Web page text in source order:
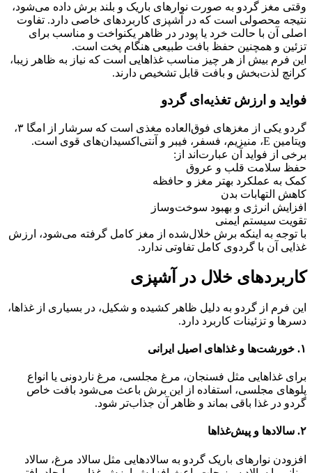
وقتی مغز گردو به صورت نوارهای باریک و بلند برش داده می‌شود،
نتیجه محصولی است که در آشپزی کاربردهای خاصی دارد. تفاوت
اصلی آن با حالت خرد یا پودر در ظاهر یکنواخت و مناسب برای
تزئین و همچنین حفظ بافت طبیعی هنگام پخت است.
این فرم بیش از هر چیز مناسب غذاهایی است که نیاز به ظاهر زیبا،
کرانچ لذت‌بخش و بافت قابل تشخیص دارند.
فواید و ارزش تغذیه‌ای گردو
گردو یکی از مغزهای فوق‌العاده مغذی است که سرشار از امگا ۳،
ویتامین E، منیزیم، فسفر، فیبر و آنتی‌اکسیدان‌های قوی است.
برخی از فواید آن عبارت‌اند از:
حفظ سلامت قلب و عروق
کمک به عملکرد بهتر مغز و حافظه
کاهش التهابات بدن
افزایش انرژی و بهبود سوخت‌وساز
تقویت سیستم ایمنی
با توجه به اینکه برش خلال‌شده از مغز کامل گرفته می‌شود، ارزش
غذایی آن با گردوی کامل تفاوتی ندارد.
کاربردهای خلال در آشپزی
این فرم از گردو به دلیل ظاهر کشیده و شکیل، در بسیاری از غذاها،
دسرها و تزئینات کاربرد دارد.
۱. خورشت‌ها و غذاهای اصیل ایرانی
برای غذاهایی مثل فسنجان، مرغ مجلسی، مرغ ناردونی یا انواع
پلوهای مجلسی، استفاده از این برش باعث می‌شود بافت خاص
گردو در غذا باقی بماند و ظاهر آن جذاب‌تر شود.
۲. سالادها و پیش‌غذاها
افزودن نوارهای باریک گردو به سالادهایی مثل سالاد مرغ، سالاد